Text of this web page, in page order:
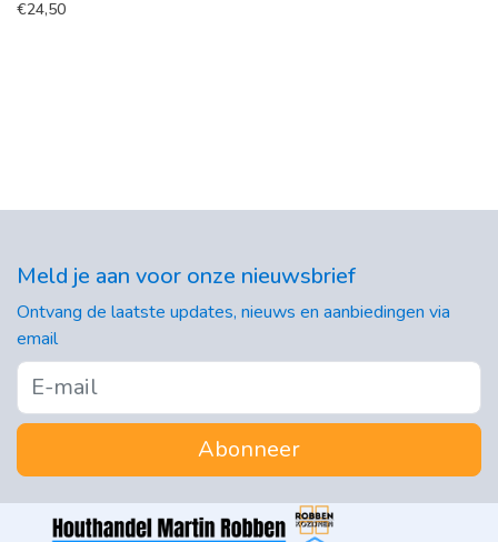
€24,50
Meld je aan voor onze nieuwsbrief
Ontvang de laatste updates, nieuws en aanbiedingen via
email
Abonneer